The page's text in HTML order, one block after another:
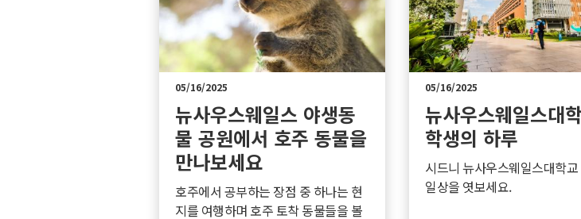
05/16/2025
뉴사우스웨일스 야생동
물 공원에서 호주 동물을
만나보세요
호주에서 공부하는 장점 중 하나는 현
지를 여행하며 호주 토착 동물들을 볼
05/16/2025
뉴사우스웨일스대
학생의 하루
시드니 뉴사우스웨일스대학
일상을 엿보세요.